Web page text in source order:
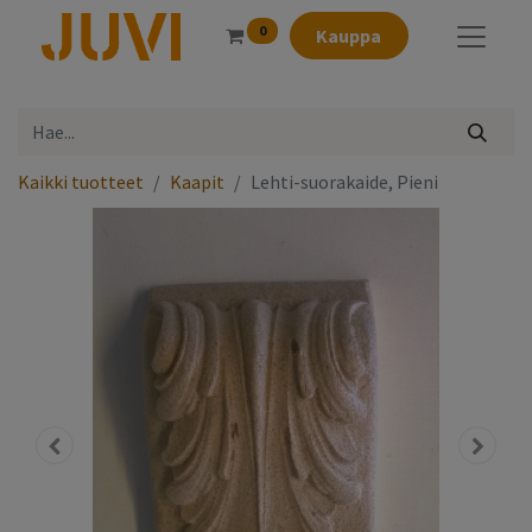
0 Kauppa
Kaikki tuotteet Kaapit Lehti-suorakaide, Pieni